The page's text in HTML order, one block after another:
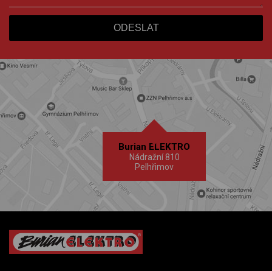
Burian ELEKTRO
Nádražní 810
Pelhřimov